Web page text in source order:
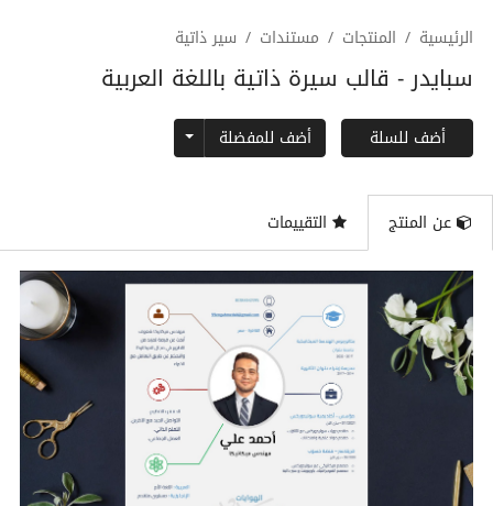
الرئيسية المنتجات مستندات سير ذاتية
سبايدر - قالب سيرة ذاتية باللغة العربية
أضف للسلة أضف للمفضلة Toggle Dropdown
عن المنتج التقييمات